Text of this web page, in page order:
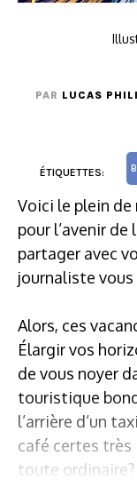
PAR LUCAS
ÉTIQUETTES:
Voici le plein
pour l’avenir
partager avec
journaliste vous
Alors, ces
Élargir vos
de vous noyer
touristique
l’arrière d’un
café certes très
toute ordinaire?